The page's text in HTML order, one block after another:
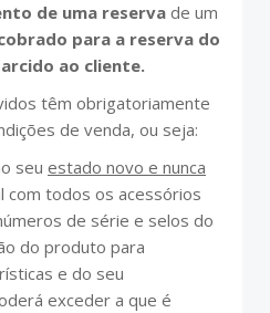
de uma reserva de um
para a reserva do
ao cliente.
têm obrigatoriamente
de venda, ou seja:
seu estado novo e nunca
com todos os acessórios
de série e selos do
do produto para
e do seu
exceder a que é